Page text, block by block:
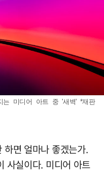
는 미디어 아트 중 '새벽' *재판
하면 얼마나 좋겠는가.
사실이다. 미디어 아트